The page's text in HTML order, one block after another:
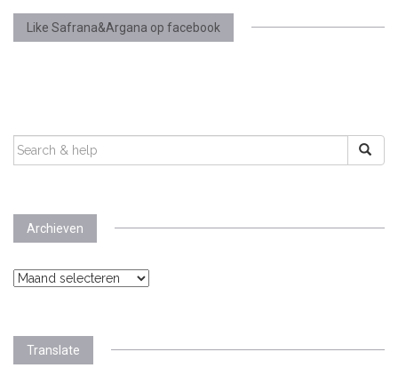
Like Safrana&Argana op facebook
SEARCH
FOR:
Archieven
Archieven
Translate